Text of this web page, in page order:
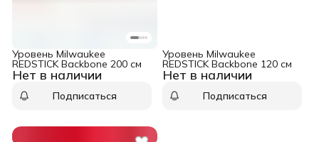
Нет в наличии
Уровень Milwaukee
REDSTICK Backbone 200 см
Подписаться
Нет в наличии
Уровень Milwaukee
REDSTICK Backbone 120 см
Подписаться